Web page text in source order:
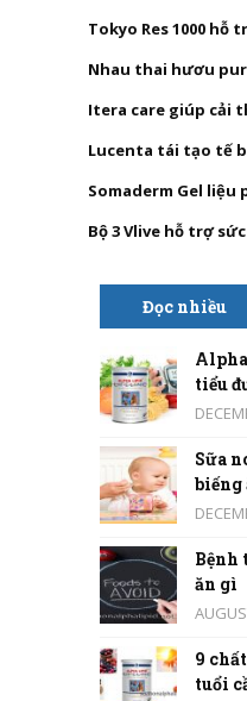
Tokyo Res 1000
Nhau thai hươu
Itera care giúp cải
Lucenta tái tạo tế
Somaderm Gel liệu
Bộ 3 Vlive hỗ trợ
Đọc nhiều
tiểu
Sữa
biếng
Bệnh
ăn gì
9
tuổi